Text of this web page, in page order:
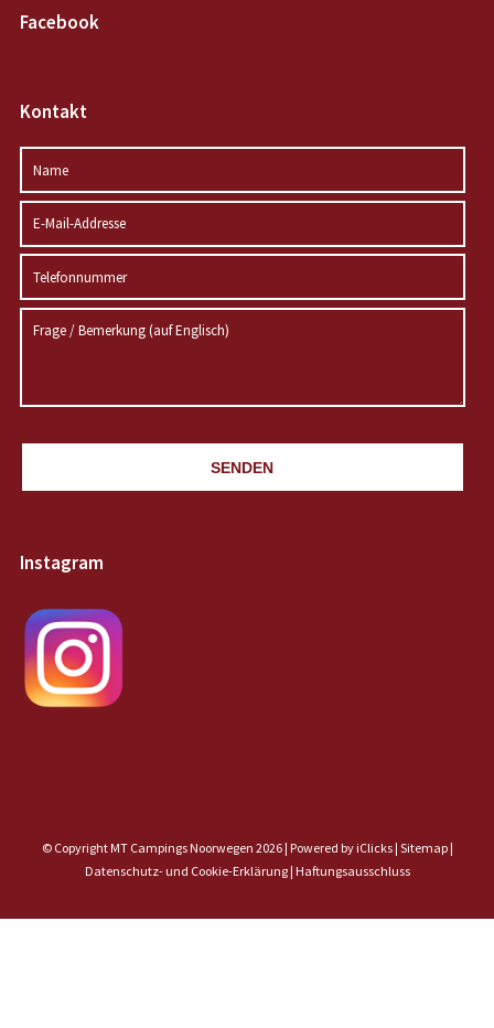
Facebook
Kontakt
SENDEN
Instagram
© Copyright MT Campings Noorwegen 2026 | Powered by iClicks| Sitemap|
Datenschutz- und Cookie-Erklärung | Haftungsausschluss